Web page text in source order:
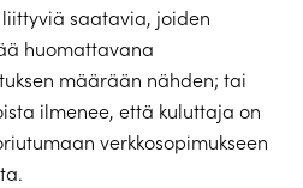
saatavia, joiden
huomattavana
määrään nähden; tai
ilmenee, että kuluttaja on
verkkosopimukseen